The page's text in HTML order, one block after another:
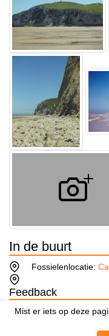
In de buurt
Fossielenlocatie:
Feedback
Mist er iets op deze